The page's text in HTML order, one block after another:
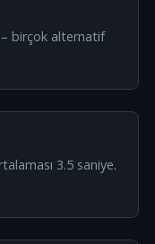
– birçok alternatif
3.5 saniye.